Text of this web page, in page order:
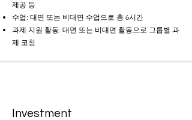
제공 등
수업: 대면 또는 비대면 수업으로 총 6시간
과제 지원 활동: 대면 또는 비대면 활동으로 그룹별 과
제 코칭
Investment